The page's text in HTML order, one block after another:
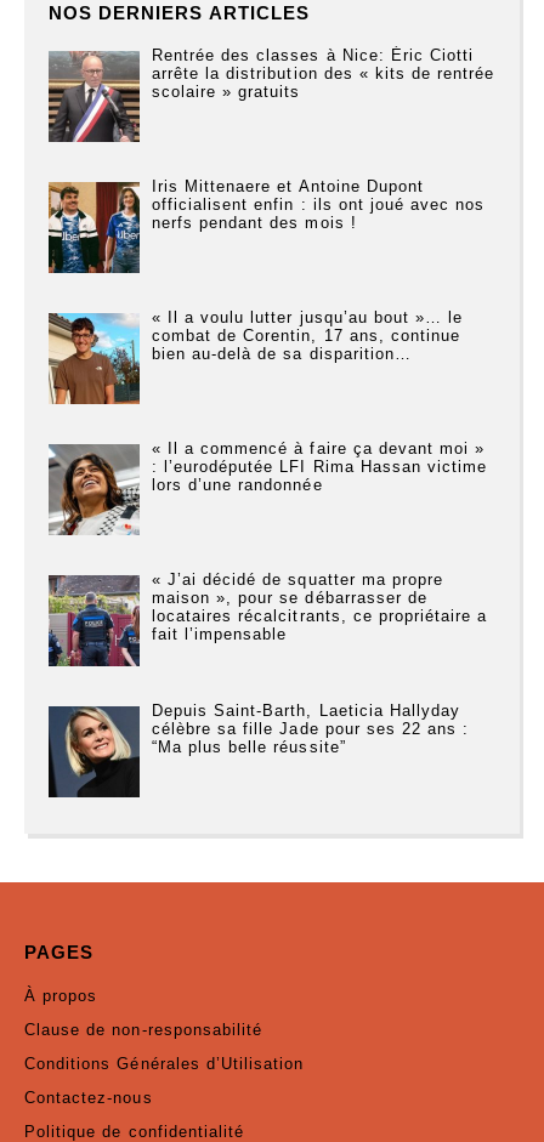
NOS DERNIERS ARTICLES
Rentrée des classes à Nice: Éric Ciotti
arrête la distribution des « kits de rentrée
scolaire » gratuits
Iris Mittenaere et Antoine Dupont
officialisent enfin : ils ont joué avec nos
nerfs pendant des mois !
« Il a voulu lutter jusqu’au bout »… le
combat de Corentin, 17 ans, continue
bien au-delà de sa disparition…
« Il a commencé à faire ça devant moi »
: l’eurodéputée LFI Rima Hassan victime
lors d’une randonnée
« J’ai décidé de squatter ma propre
maison », pour se débarrasser de
locataires récalcitrants, ce propriétaire a
fait l’impensable
Depuis Saint-Barth, Laeticia Hallyday
célèbre sa fille Jade pour ses 22 ans :
“Ma plus belle réussite”
PAGES
À propos
Clause de non-responsabilité
Conditions Générales d’Utilisation
Contactez-nous
Politique de confidentialité